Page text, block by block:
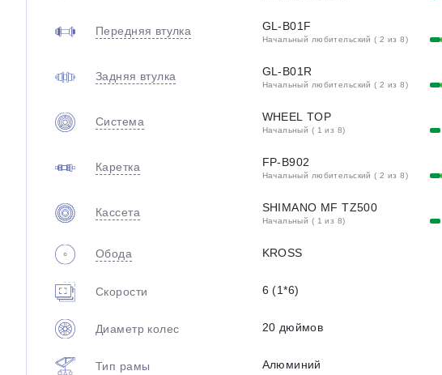
Передняя втулка GL-B01F
Начальный любительский ( 2 из 8)
Задняя втулка GL-B01R
Начальный любительский ( 2 из 8)
Система WHEEL TOP
Начальный ( 1 из 8)
Каретка FP-B902
Начальный любительский ( 2 из 8)
Кассета SHIMANO MF TZ500
Начальный ( 1 из 8)
Обода KROSS
Скорости 6 (1*6)
Диаметр колес 20 дюймов
Тип рамы Алюминий